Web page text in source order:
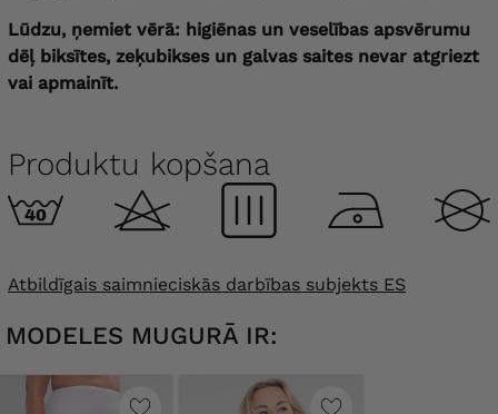
Lūdzu, ņemiet vērā: higiēnas un veselības apsvērumu
dēļ biksītes, zeķubikses un galvas saites nevar atgriezt
vai apmainīt.
Produktu kopšana
Atbildīgais saimnieciskās darbības subjekts ES
MODELES MUGURĀ IR: